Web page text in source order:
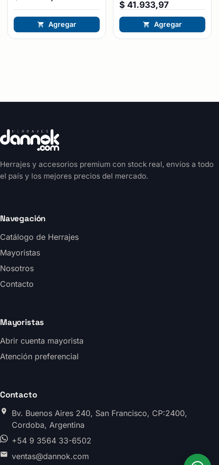
Agregar
$ 41.933,97
Agregar
Herrajes y accesorios premium con stock real, envíos a todo
el país y los mejores precios del mercado.
Navegación
Catálogo de Herrajes
Mayoristas
Nosotros
Contacto
Mayoristas
Abrir cuenta mayorista
Atención preferencial
Contacto
Bv. Buenos Aires 240, San Francisco, CP:2400,
Cordoba, Argentina
+54 9 3564 33-6502
ventas@dannok.com